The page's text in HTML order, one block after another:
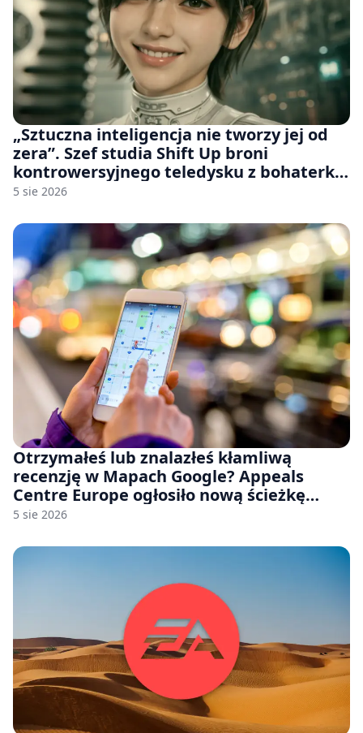
„Sztuczna inteligencja nie tworzy jej od
zera”. Szef studia Shift Up broni
kontrowersyjnego teledysku z bohaterką
Stellar Blade: Blood Rain
5 sie 2026
Otrzymałeś lub znalazłeś kłamliwą
recenzję w Mapach Google? Appeals
Centre Europe ogłosiło nową ścieżkę
odwoławczą dla firm i konsumentów
5 sie 2026